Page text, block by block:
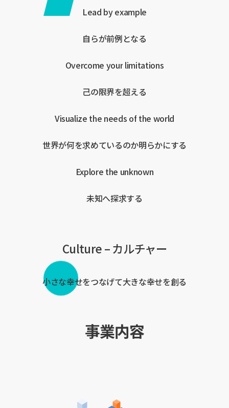
Lead byexample
自らが前例となる
Overcome your limitations
己の限界を超える
Visualize the needs of the world
世界が何を求めているのか明らかにする
Explore the unknown
未知へ探求する
Culture – カルチャー
小さな幸せをつなげて大きな幸せを創る
事業内容